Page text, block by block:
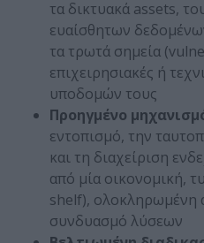
τα δικτυακά assets,
ευαίσθητων
τα τρωτά σημεία
επιχειρησιακές ή
υποδομών τους
Προηγμένο
εντοπισμό, την
και τη διαχείριση
από μία οικονομική,
shelf), ολοκληρωμένη
συνδυασμό λύσεων